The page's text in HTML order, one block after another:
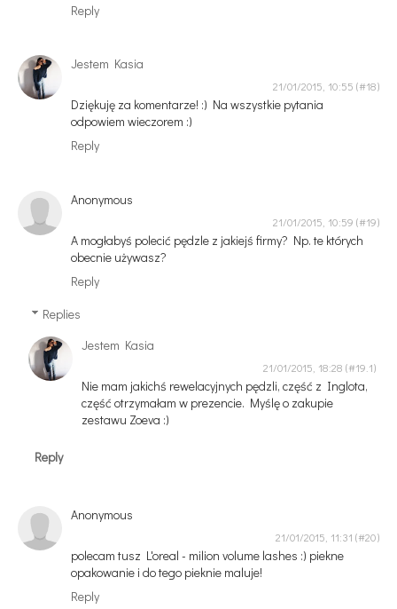
Reply
Jestem Kasia
21/01/2015, 10:55
Dziękuję za komentarze! :) Na wszystkie pytania
odpowiem wieczorem :)
Reply
Anonymous
21/01/2015, 10:59
A mogłabyś polecić pędzle z jakiejś firmy? Np. te których
obecnie używasz?
Reply
Replies
Jestem Kasia
21/01/2015, 18:28
Nie mam jakichś rewelacyjnych pędzli, część z Inglota,
część otrzymałam w prezencie. Myślę o zakupie
zestawu Zoeva :)
Reply
Anonymous
21/01/2015, 11:31
polecam tusz L'oreal - milion volume lashes :) piekne
opakowanie i do tego pieknie maluje!
Reply